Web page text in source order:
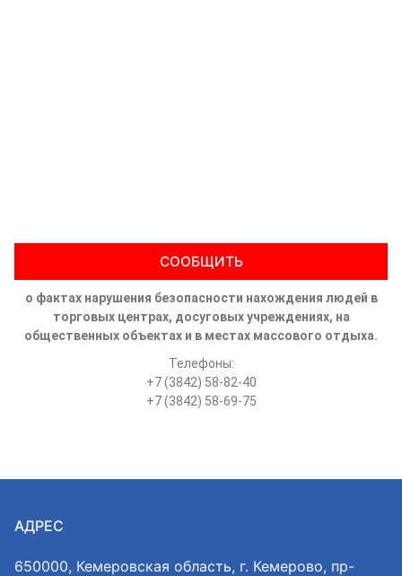
СООБЩИТЬ
о фактах нарушения безопасности нахождения людей в
торговых центрах, досуговых учреждениях, на
общественных объектах и в местах массового отдыха.
Телефоны:
+7 (3842) 58-82-40
+7 (3842) 58-69-75
АДРЕС
650000, Кемеровская область, г. Кемерово, пр-